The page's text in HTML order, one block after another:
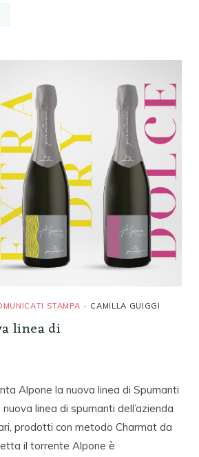
STAMPA CAMILLA GUIGGI
linea di
Alpone la nuova linea di Spumanti
linea di spumanti dell’azienda
prodotti con metodo Charmat da
il torrente Alpone è